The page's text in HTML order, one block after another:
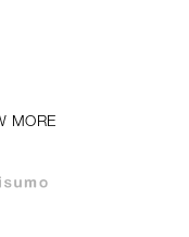
MORE